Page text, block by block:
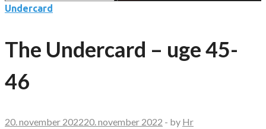
efter:
Undercard
The Undercard – uge 45-
46
20. november 202220. november 2022 - by Hr